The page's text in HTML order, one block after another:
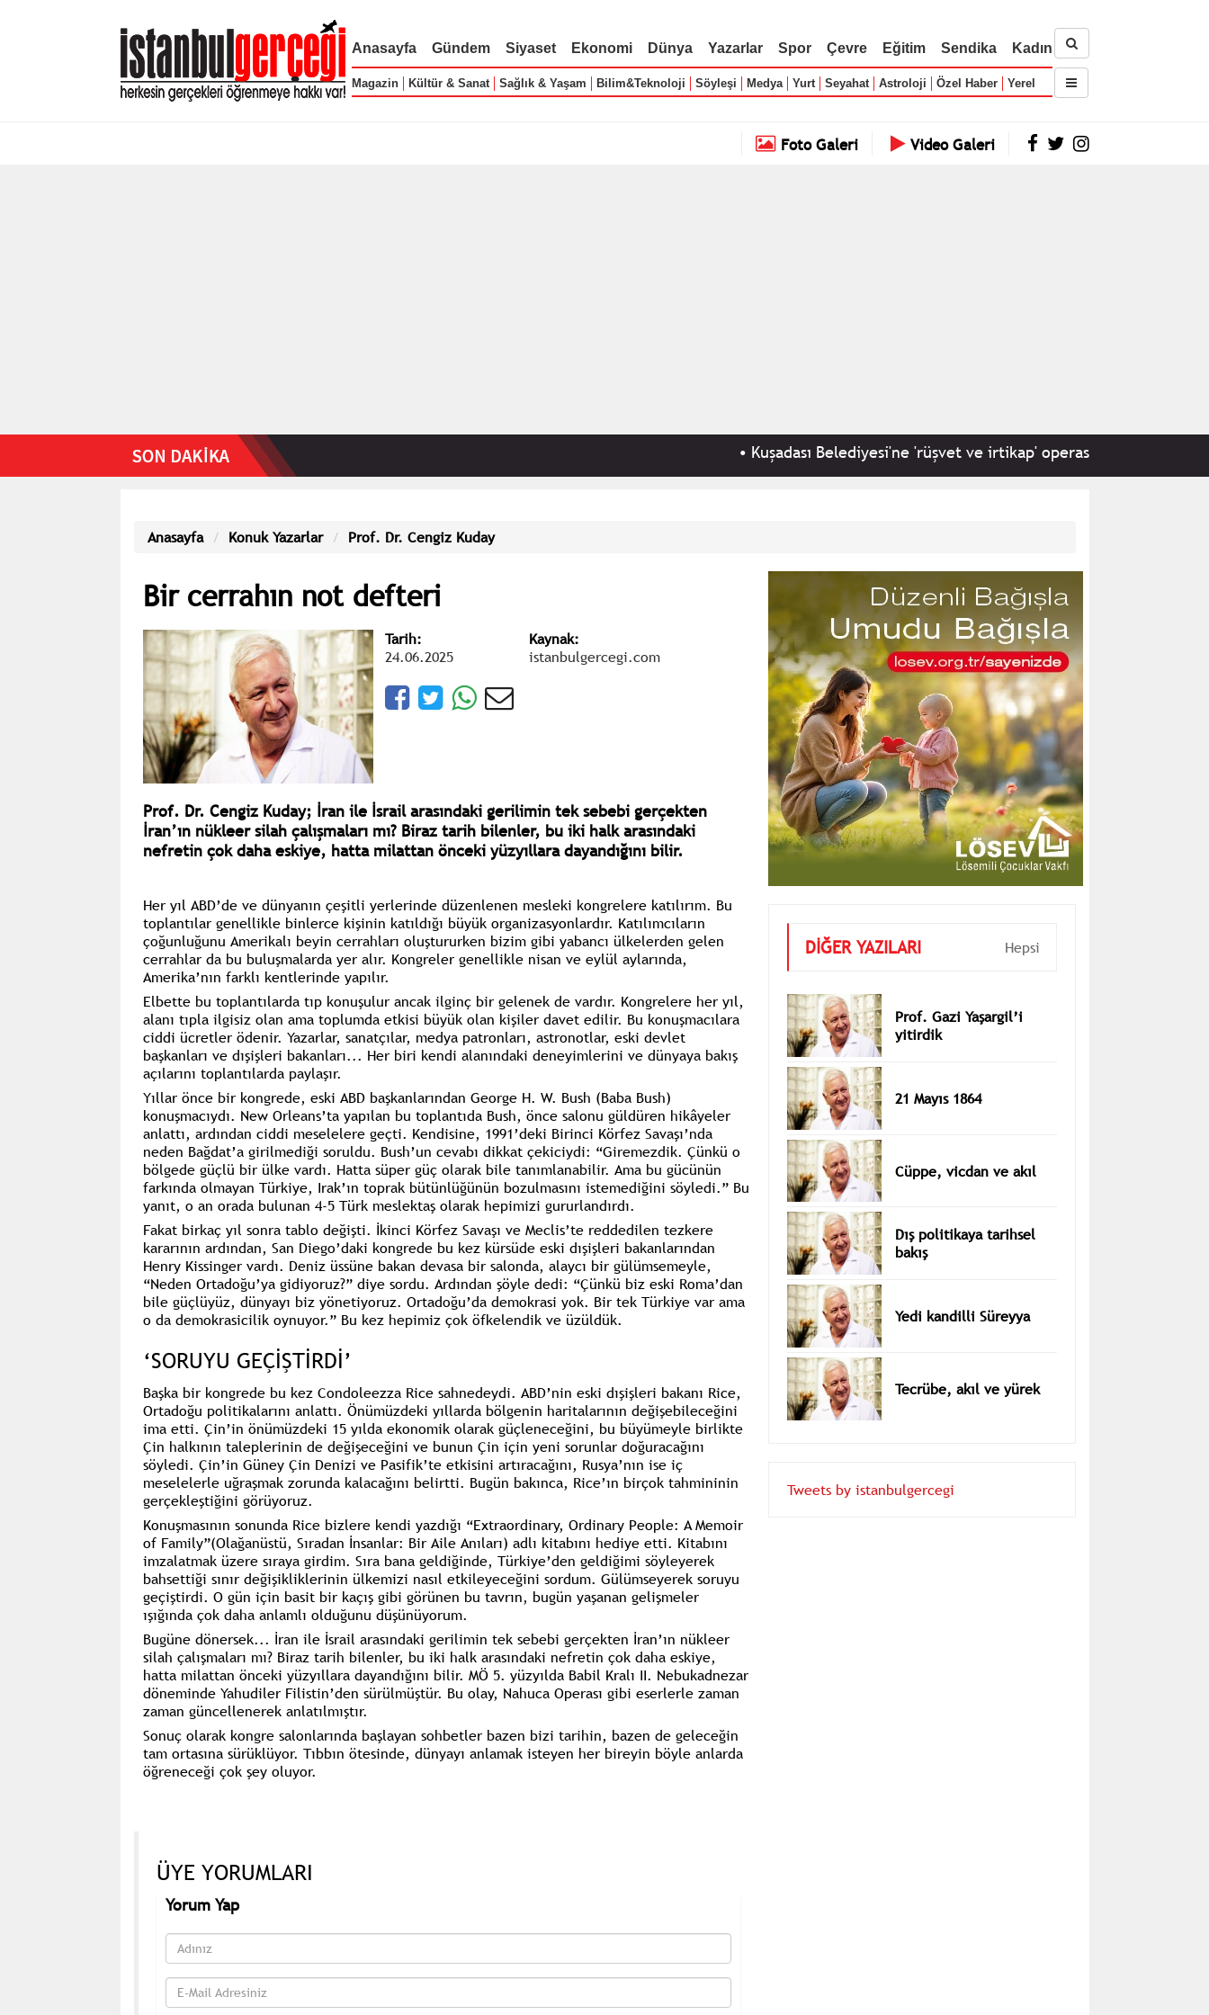
Anasayfa Gündem Siyaset Ekonomi Dünya Yazarlar Spor Çevre Eğitim Sendika Kadın
Magazin Kültür & Sanat Sağlık & Yaşam Bilim&Teknoloji Söyleşi Medya Yurt Seyahat Astroloji Özel Haber Yerel
Foto Galeri Video Galeri
Kuşadası Belediyesi'ne 'rüşvet ve irtikap' operasyonu: 22 kişi hakkında
Anasayfa Konuk Yazarlar Prof. Dr. Cengiz Kuday
Bir cerrahın not defteri
Tarih:
24.06.2025
Kaynak:
istanbulgercegi.com
Prof. Dr. Cengiz Kuday; İran ile İsrail arasındaki gerilimin tek sebebi gerçekten
İran’ın nükleer silah çalışmaları mı? Biraz tarih bilenler, bu iki halk arasındaki
nefretin çok daha eskiye, hatta milattan önceki yüzyıllara dayandığını bilir.
Her yıl ABD’de ve dünyanın çeşitli yerlerinde düzenlenen mesleki kongrelere katılırım. Bu
toplantılar genellikle binlerce kişinin katıldığı büyük organizasyonlardır. Katılımcıların
çoğunluğunu Amerikalı beyin cerrahları oluştururken bizim gibi yabancı ülkelerden gelen
cerrahlar da bu buluşmalarda yer alır. Kongreler genellikle nisan ve eylül aylarında,
Amerika’nın farklı kentlerinde yapılır.
Elbette bu toplantılarda tıp konuşulur ancak ilginç bir gelenek de vardır. Kongrelere her yıl,
alanı tıpla ilgisiz olan ama toplumda etkisi büyük olan kişiler davet edilir. Bu konuşmacılara
ciddi ücretler ödenir. Yazarlar, sanatçılar, medya patronları, astronotlar, eski devlet
başkanları ve dışişleri bakanları... Her biri kendi alanındaki deneyimlerini ve dünyaya bakış
açılarını toplantılarda paylaşır.
Yıllar önce bir kongrede, eski ABD başkanlarından George H. W. Bush (Baba Bush)
konuşmacıydı. New Orleans’ta yapılan bu toplantıda Bush, önce salonu güldüren hikâyeler
anlattı, ardından ciddi meselelere geçti. Kendisine, 1991’deki Birinci Körfez Savaşı’nda
neden Bağdat’a girilmediği soruldu. Bush’un cevabı dikkat çekiciydi: “Giremezdik. Çünkü o
bölgede güçlü bir ülke vardı. Hatta süper güç olarak bile tanımlanabilir. Ama bu gücünün
farkında olmayan Türkiye, Irak’ın toprak bütünlüğünün bozulmasını istemediğini söyledi.” Bu
yanıt, o an orada bulunan 4-5 Türk meslektaş olarak hepimizi gururlandırdı.
Fakat birkaç yıl sonra tablo değişti. İkinci Körfez Savaşı ve Meclis’te reddedilen tezkere
kararının ardından, San Diego’daki kongrede bu kez kürsüde eski dışişleri bakanlarından
Henry Kissinger vardı. Deniz üssüne bakan devasa bir salonda, alaycı bir gülümsemeyle,
“Neden Ortadoğu’ya gidiyoruz?” diye sordu. Ardından şöyle dedi: “Çünkü biz eski Roma’dan
bile güçlüyüz, dünyayı biz yönetiyoruz. Ortadoğu’da demokrasi yok. Bir tek Türkiye var ama
o da demokrasicilik oynuyor.” Bu kez hepimiz çok öfkelendik ve üzüldük.
‘SORUYU GEÇİŞTİRDİ’
Başka bir kongrede bu kez Condoleezza Rice sahnedeydi. ABD’nin eski dışişleri bakanı Rice,
Ortadoğu politikalarını anlattı. Önümüzdeki yıllarda bölgenin haritalarının değişebileceğini
ima etti. Çin’in önümüzdeki 15 yılda ekonomik olarak güçleneceğini, bu büyümeyle birlikte
Çin halkının taleplerinin de değişeceğini ve bunun Çin için yeni sorunlar doğuracağını
söyledi. Çin’in Güney Çin Denizi ve Pasifik’te etkisini artıracağını, Rusya’nın ise iç
meselelerle uğraşmak zorunda kalacağını belirtti. Bugün bakınca, Rice’ın birçok tahmininin
gerçekleştiğini görüyoruz.
Konuşmasının sonunda Rice bizlere kendi yazdığı “Extraordinary, Ordinary People: A Memoir
of Family”(Olağanüstü, Sıradan İnsanlar: Bir Aile Anıları) adlı kitabını hediye etti. Kitabını
imzalatmak üzere sıraya girdim. Sıra bana geldiğinde, Türkiye’den geldiğimi söyleyerek
bahsettiği sınır değişikliklerinin ülkemizi nasıl etkileyeceğini sordum. Gülümseyerek soruyu
geçiştirdi. O gün için basit bir kaçış gibi görünen bu tavrın, bugün yaşanan gelişmeler
ışığında çok daha anlamlı olduğunu düşünüyorum.
Bugüne dönersek... İran ile İsrail arasındaki gerilimin tek sebebi gerçekten İran’ın nükleer
silah çalışmaları mı? Biraz tarih bilenler, bu iki halk arasındaki nefretin çok daha eskiye,
hatta milattan önceki yüzyıllara dayandığını bilir. MÖ 5. yüzyılda Babil Kralı II. Nebukadnezar
döneminde Yahudiler Filistin’den sürülmüştür. Bu olay, Nahuca Operası gibi eserlerle zaman
zaman güncellenerek anlatılmıştır.
Sonuç olarak kongre salonlarında başlayan sohbetler bazen bizi tarihin, bazen de geleceğin
tam ortasına sürüklüyor. Tıbbın ötesinde, dünyayı anlamak isteyen her bireyin böyle anlarda
öğreneceği çok şey oluyor.
ÜYE YORUMLARI
Yorum Yap
Prof. Gazi Yaşargil’i
Dış politikaya tarihsel